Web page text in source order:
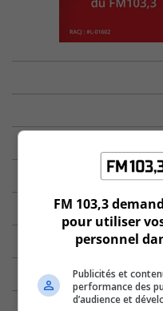
FM 103,3
pour utiliser
personnel
Publicités et
performance des
d’audience et